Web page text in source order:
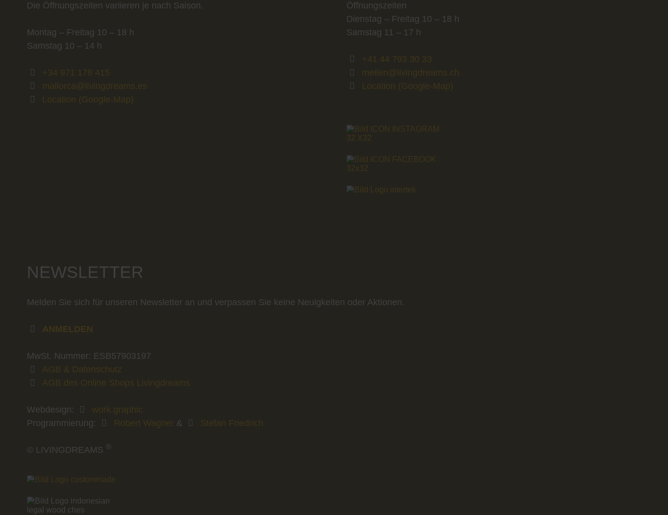
Die Öffnungszeiten variieren je nach Saison.
Montag – Freitag 10 – 18 h
Samstag 10 – 14 h
+34 971 178 415
mallorca@livingdreams.es
Location (Google-Map)
Öffnungszeiten
Dienstag – Freitag 10 – 18 h
Samstag 11 – 17 h
+41 44 793 30 33
meilen@livingdreams.ch
Location (Google-Map)
NEWSLETTER
Melden Sie sich für unseren Newsletter an und verpassen Sie keine Neuigkeiten oder Aktionen.
ANMELDEN
MwSt. Nummer: ESB57903197
AGB & Datenschutz
AGB des Online Shops Livingdreams
Webdesign:
work.graphic
Programmierung:
Robert Wagner & Stefan Friedrich
© LIVINGDREAMS ®